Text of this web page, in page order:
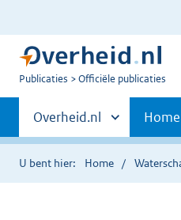
U
Publicaties Officiële publicaties
Primaire
navigatie
Andere
sites
binnen
Overheid.nl Home
U bent hier: Home